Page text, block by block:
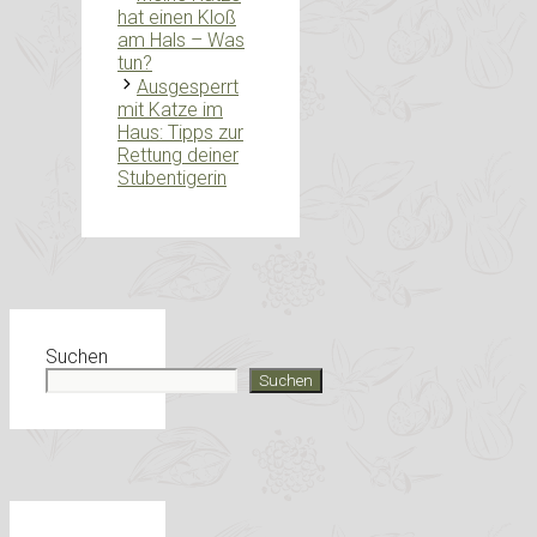
hat einen Kloß
am Hals – Was
tun?
Ausgesperrt
mit Katze im
Haus: Tipps zur
Rettung deiner
Stubentigerin
Suchen
Suchen